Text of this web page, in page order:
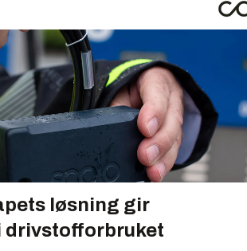
løsning gir
drivstofforbruket